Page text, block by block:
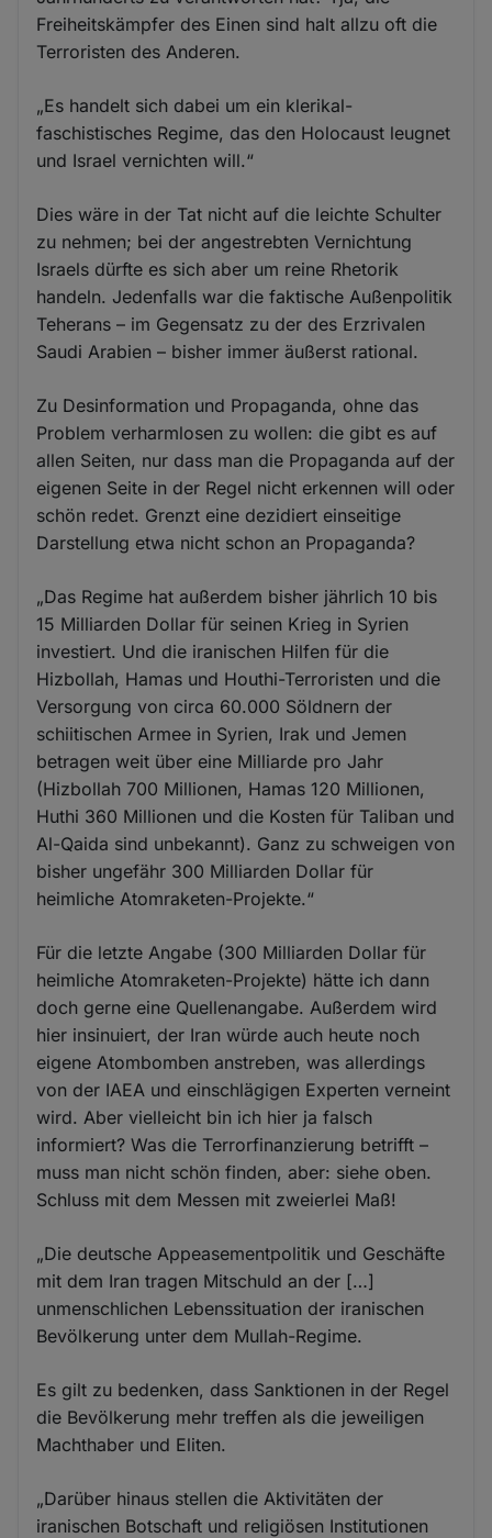
Freiheitskämpfer des Einen sind halt allzu oft die
Terroristen des Anderen.
„Es handelt sich dabei um ein klerikal-
faschistisches Regime, das den Holocaust leugnet
und Israel vernichten will.“
Dies wäre in der Tat nicht auf die leichte Schulter
zu nehmen; bei der angestrebten Vernichtung
Israels dürfte es sich aber um reine Rhetorik
handeln. Jedenfalls war die faktische Außenpolitik
Teherans – im Gegensatz zu der des Erzrivalen
Saudi Arabien – bisher immer äußerst rational.
Zu Desinformation und Propaganda, ohne das
Problem verharmlosen zu wollen: die gibt es auf
allen Seiten, nur dass man die Propaganda auf der
eigenen Seite in der Regel nicht erkennen will oder
schön redet. Grenzt eine dezidiert einseitige
Darstellung etwa nicht schon an Propaganda?
„Das Regime hat außerdem bisher jährlich 10 bis
15 Milliarden Dollar für seinen Krieg in Syrien
investiert. Und die iranischen Hilfen für die
Hizbollah, Hamas und Houthi-Terroristen und die
Versorgung von circa 60.000 Söldnern der
schiitischen Armee in Syrien, Irak und Jemen
betragen weit über eine Milliarde pro Jahr
(Hizbollah 700 Millionen, Hamas 120 Millionen,
Huthi 360 Millionen und die Kosten für Taliban und
Al-Qaida sind unbekannt). Ganz zu schweigen von
bisher ungefähr 300 Milliarden Dollar für
heimliche Atomraketen-Projekte.“
Für die letzte Angabe (300 Milliarden Dollar für
heimliche Atomraketen-Projekte) hätte ich dann
doch gerne eine Quellenangabe. Außerdem wird
hier insinuiert, der Iran würde auch heute noch
eigene Atombomben anstreben, was allerdings
von der IAEA und einschlägigen Experten verneint
wird. Aber vielleicht bin ich hier ja falsch
informiert? Was die Terrorfinanzierung betrifft –
muss man nicht schön finden, aber: siehe oben.
Schluss mit dem Messen mit zweierlei Maß!
„Die deutsche Appeasementpolitik und Geschäfte
mit dem Iran tragen Mitschuld an der […]
unmenschlichen Lebenssituation der iranischen
Bevölkerung unter dem Mullah-Regime.
Es gilt zu bedenken, dass Sanktionen in der Regel
die Bevölkerung mehr treffen als die jeweiligen
Machthaber und Eliten.
„Darüber hinaus stellen die Aktivitäten der
iranischen Botschaft und religiösen Institutionen